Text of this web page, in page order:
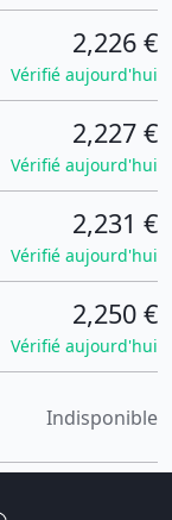
2,226 €
Vérifié aujourd'hui
2,227 €
Vérifié aujourd'hui
2,231 €
Vérifié aujourd'hui
2,250 €
Vérifié aujourd'hui
Indisponible